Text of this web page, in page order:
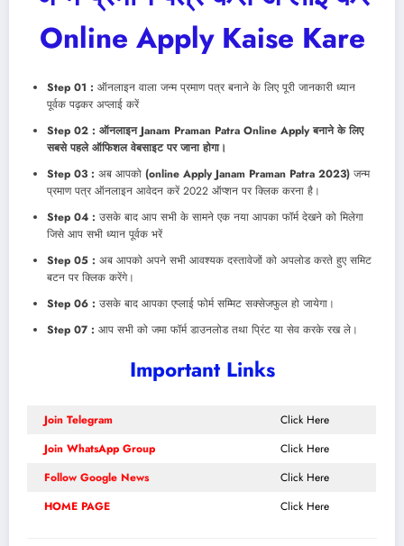
Online Apply Kaise Kare
Step 01 : ऑनलाइन वाला जन्म प्रमाण पत्र बनाने के लिए पूरी जानकारी ध्यान
पूर्वक पढ़कर अप्लाई करें
Step 02 : ऑनलाइन Janam Praman Patra Online Apply बनाने के लिए
सबसे पहले ऑफिशल वेबसाइट पर जाना होगा।
Step 03 : अब आपको (online Apply Janam Praman Patra 2023) जन्म
प्रमाण पत्र ऑनलाइन आवेदन करें 2022 ऑप्शन पर क्लिक करना है।
Step 04 : उसके बाद आप सभी के सामने एक नया आपका फॉर्म देखने को मिलेगा
जिसे आप सभी ध्यान पूर्वक भरें
Step 05 : अब आपको अपने सभी आवश्यक दस्तावेजों को अपलोड करते हुए समिट
बटन पर क्लिक करेंगे।
Step 06 : उसके बाद आपका एप्लाई फोर्म सम्मिट सक्सेजफुल हो जायेगा।
Step 07 : आप सभी को जमा फॉर्म डाउनलोड तथा प्रिंट या सेव करके रख ले।
Important Links
Join Telegram
Click Here
Join WhatsApp Group
Click Here
Follow Google News
Click Here
HOME PAGE
Click Here